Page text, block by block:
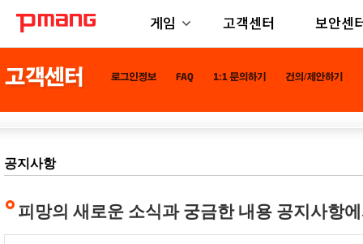
게임 고객센터 보안센
공지사항
피망의 새로운 소식과 궁금한 내용 공지사항